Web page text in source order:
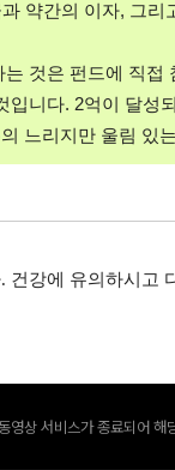
약간의 이자, 그
것은 펀드에 직
입니다. 2억이 달
느리지만 울림 있
건강에 유의하시고
영상 서비스가 종료되어 해